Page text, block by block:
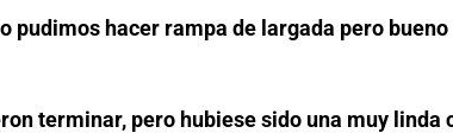
pudimos hacer rampa de largada pero
terminar, pero hubiese sido una muy linda